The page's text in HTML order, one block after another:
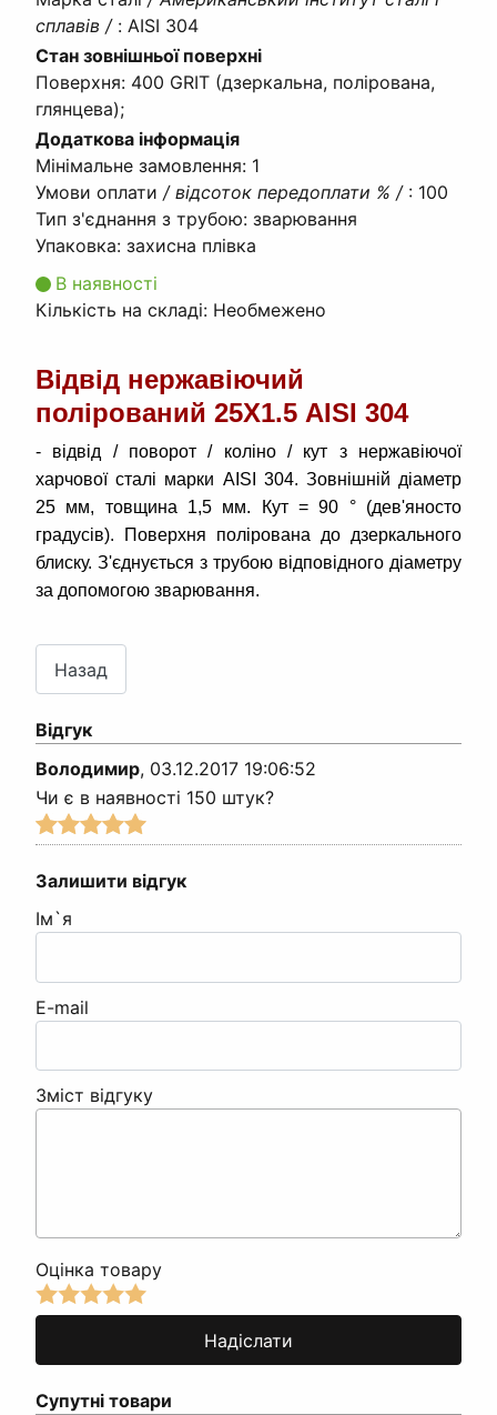
сплавів / : AISI 304
Стан зовнішньої поверхні
Поверхня: 400 GRIT (дзеркальна, полірована,
глянцева);
Додаткова інформація
Мінімальне замовлення: 1
Умови оплати / відсоток передоплати % / : 100
Тип з'єднання з трубою: зварювання
Упаковка: захисна плівка
В наявності
Кількість на складі: Необмежено
Відвід нержавіючий
полірований 25Х1.5 AISI 304
- відвід / поворот / коліно / кут з нержавіючої
харчової сталі марки AISI 304. Зовнішній діаметр
25 мм, товщина 1,5 мм. Кут = 90 ° (дев'яносто
градусів). Поверхня полірована до дзеркального
блиску. З'єднується з трубою відповідного діаметру
за допомогою зварювання.
Відгук
Володимир, 03.12.2017 19:06:52
Чи є в наявності 150 штук?
Залишити відгук
Ім`я
E-mail
Зміст відгуку
Оцінка товару
Супутні товари